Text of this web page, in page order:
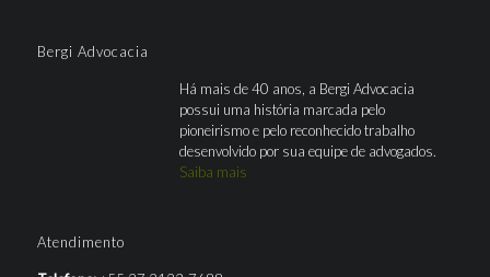
Bergi Advocacia
Há mais de 40 anos, a Bergi Advocacia
possui uma história marcada pelo
pioneirismo e pelo reconhecido trabalho
desenvolvido por sua equipe de advogados.
Saiba mais
Atendimento